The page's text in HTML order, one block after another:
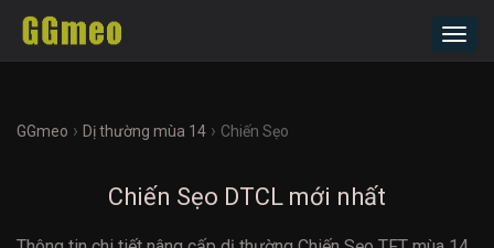
GGmeo › Dị thường mùa 14 › Chiến Sẹo
Chiến Sẹo DTCL mới nhất